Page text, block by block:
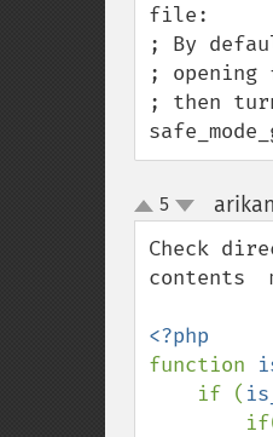
file:
; By
;
; then
up
down
5
Check
contents
function
    if (